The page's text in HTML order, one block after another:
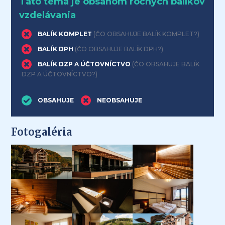
vzdelávania
BALÍK KOMPLET (ČO OBSAHUJE BALÍK KOMPLET?)
BALÍK DPH (ČO OBSAHUJE BALÍK DPH?)
BALÍK DZP A ÚČTOVNÍCTVO (ČO OBSAHUJE BALÍK
DZP A ÚČTOVNÍCTVO?)
OBSAHUJE NEOBSAHUJE
Fotogaléria